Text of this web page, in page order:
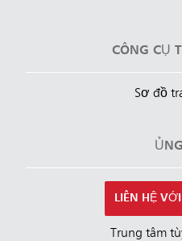
CÔNG CỤ
Sơ đồ
LIÊN HỆ
Trung tâm